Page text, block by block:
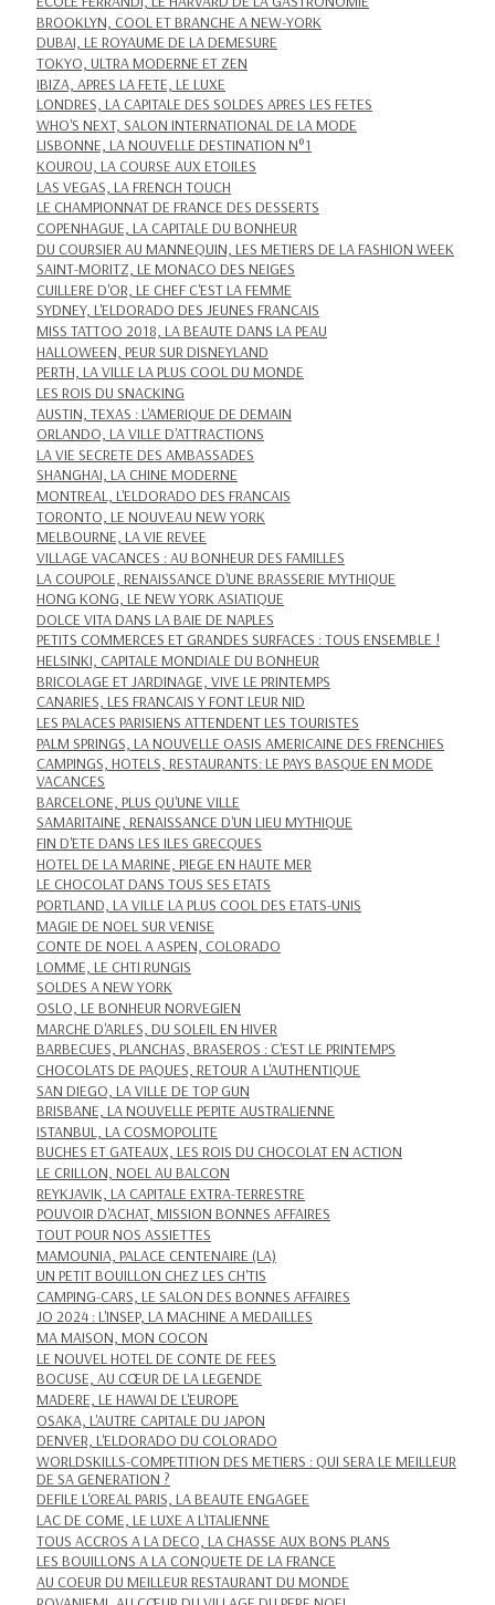
BROOKLYN, COOL ET BRANCHE A NEW-YORK
DUBAI, LE ROYAUME DE LA DEMESURE
TOKYO, ULTRA MODERNE ET ZEN
IBIZA, APRES LA FETE, LE LUXE
LONDRES, LA CAPITALE DES SOLDES APRES LES FETES
WHO'S NEXT, SALON INTERNATIONAL DE LA MODE
LISBONNE, LA NOUVELLE DESTINATION N°1
KOUROU, LA COURSE AUX ETOILES
LAS VEGAS, LA FRENCH TOUCH
LE CHAMPIONNAT DE FRANCE DES DESSERTS
COPENHAGUE, LA CAPITALE DU BONHEUR
DU COURSIER AU MANNEQUIN, LES METIERS DE LA FASHION WEEK
SAINT-MORITZ, LE MONACO DES NEIGES
CUILLERE D'OR, LE CHEF C'EST LA FEMME
SYDNEY, L'ELDORADO DES JEUNES FRANCAIS
MISS TATTOO 2018, LA BEAUTE DANS LA PEAU
HALLOWEEN, PEUR SUR DISNEYLAND
PERTH, LA VILLE LA PLUS COOL DU MONDE
LES ROIS DU SNACKING
AUSTIN, TEXAS : L'AMERIQUE DE DEMAIN
ORLANDO, LA VILLE D'ATTRACTIONS
LA VIE SECRETE DES AMBASSADES
SHANGHAI, LA CHINE MODERNE
MONTREAL, L'ELDORADO DES FRANCAIS
TORONTO, LE NOUVEAU NEW YORK
MELBOURNE, LA VIE REVEE
VILLAGE VACANCES : AU BONHEUR DES FAMILLES
LA COUPOLE, RENAISSANCE D'UNE BRASSERIE MYTHIQUE
HONG KONG, LE NEW YORK ASIATIQUE
DOLCE VITA DANS LA BAIE DE NAPLES
PETITS COMMERCES ET GRANDES SURFACES : TOUS ENSEMBLE !
HELSINKI, CAPITALE MONDIALE DU BONHEUR
BRICOLAGE ET JARDINAGE, VIVE LE PRINTEMPS
CANARIES, LES FRANCAIS Y FONT LEUR NID
LES PALACES PARISIENS ATTENDENT LES TOURISTES
PALM SPRINGS, LA NOUVELLE OASIS AMERICAINE DES FRENCHIES
CAMPINGS, HOTELS, RESTAURANTS: LE PAYS BASQUE EN MODE
VACANCES
BARCELONE, PLUS QU'UNE VILLE
SAMARITAINE, RENAISSANCE D'UN LIEU MYTHIQUE
FIN D'ETE DANS LES ILES GRECQUES
HOTEL DE LA MARINE, PIEGE EN HAUTE MER
LE CHOCOLAT DANS TOUS SES ETATS
PORTLAND, LA VILLE LA PLUS COOL DES ETATS-UNIS
MAGIE DE NOEL SUR VENISE
CONTE DE NOEL A ASPEN, COLORADO
LOMME, LE CHTI RUNGIS
SOLDES A NEW YORK
OSLO, LE BONHEUR NORVEGIEN
MARCHE D'ARLES, DU SOLEIL EN HIVER
BARBECUES, PLANCHAS, BRASEROS : C'EST LE PRINTEMPS
CHOCOLATS DE PAQUES, RETOUR A L'AUTHENTIQUE
SAN DIEGO, LA VILLE DE TOP GUN
BRISBANE, LA NOUVELLE PEPITE AUSTRALIENNE
ISTANBUL, LA COSMOPOLITE
BUCHES ET GATEAUX, LES ROIS DU CHOCOLAT EN ACTION
LE CRILLON, NOEL AU BALCON
REYKJAVIK, LA CAPITALE EXTRA-TERRESTRE
POUVOIR D'ACHAT, MISSION BONNES AFFAIRES
TOUT POUR NOS ASSIETTES
MAMOUNIA, PALACE CENTENAIRE (LA)
UN PETIT BOUILLON CHEZ LES CH'TIS
CAMPING-CARS, LE SALON DES BONNES AFFAIRES
JO 2024 : L'INSEP, LA MACHINE A MEDAILLES
MA MAISON, MON COCON
LE NOUVEL HOTEL DE CONTE DE FEES
BOCUSE, AU CŒUR DE LA LEGENDE
MADERE, LE HAWAI DE L'EUROPE
OSAKA, L'AUTRE CAPITALE DU JAPON
DENVER, L'ELDORADO DU COLORADO
WORLDSKILLS-COMPETITION DES METIERS : QUI SERA LE MEILLEUR
DE SA GENERATION ?
DEFILE L'OREAL PARIS, LA BEAUTE ENGAGEE
LAC DE COME, LE LUXE A L'ITALIENNE
TOUS ACCROS A LA DECO, LA CHASSE AUX BONS PLANS
LES BOUILLONS A LA CONQUETE DE LA FRANCE
AU COEUR DU MEILLEUR RESTAURANT DU MONDE